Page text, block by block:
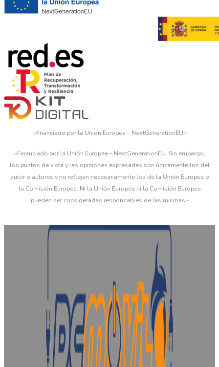
«financiado por la Unión Europea – NextGenerationEU»
«Financiado por la Unión Europea – NextGenerationEU. Sin embargo,
los puntos de vista y las opiniones expresadas son únicamente los del
autor o autores y no reflejan necesariamente los de la Unión Europea o
la Comisión Europea. Ni la Unión Europea ni la Comisión Europea
pueden ser consideradas responsables de las mismas»